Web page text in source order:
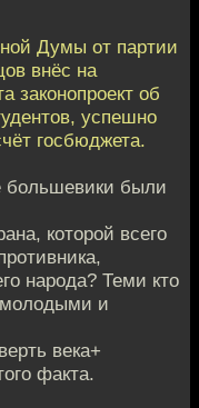
Думы от партии
внёс на
законопроект об
успешно
госбюджета.
большевики были
которой всего
народа? Теми кто
молодыми и
века+
факта.